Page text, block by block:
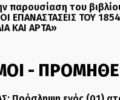
παρουσίαση του
ΕΠΑΝΑΣΤΑΣΕΙΣ ΤΟΥ
ΚΑΙ ΑΡΤΑ»
-